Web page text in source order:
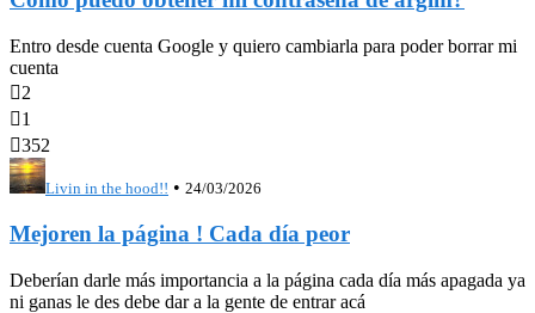
Entro desde cuenta Google y quiero cambiarla para poder borrar mi
cuenta
2
1
352
Livin in the hood!! • 24/03/2026
Mejoren la página ! Cada día peor
Deberían darle más importancia a la página cada día más apagada ya
ni ganas le des debe dar a la gente de entrar acá